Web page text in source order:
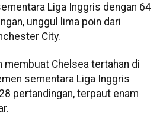
Liga Inggris dengan 64
unggul lima poin dari
City.
membuat Chelsea tertahan di
sementara Liga Inggris
pertandingan, terpaut enam